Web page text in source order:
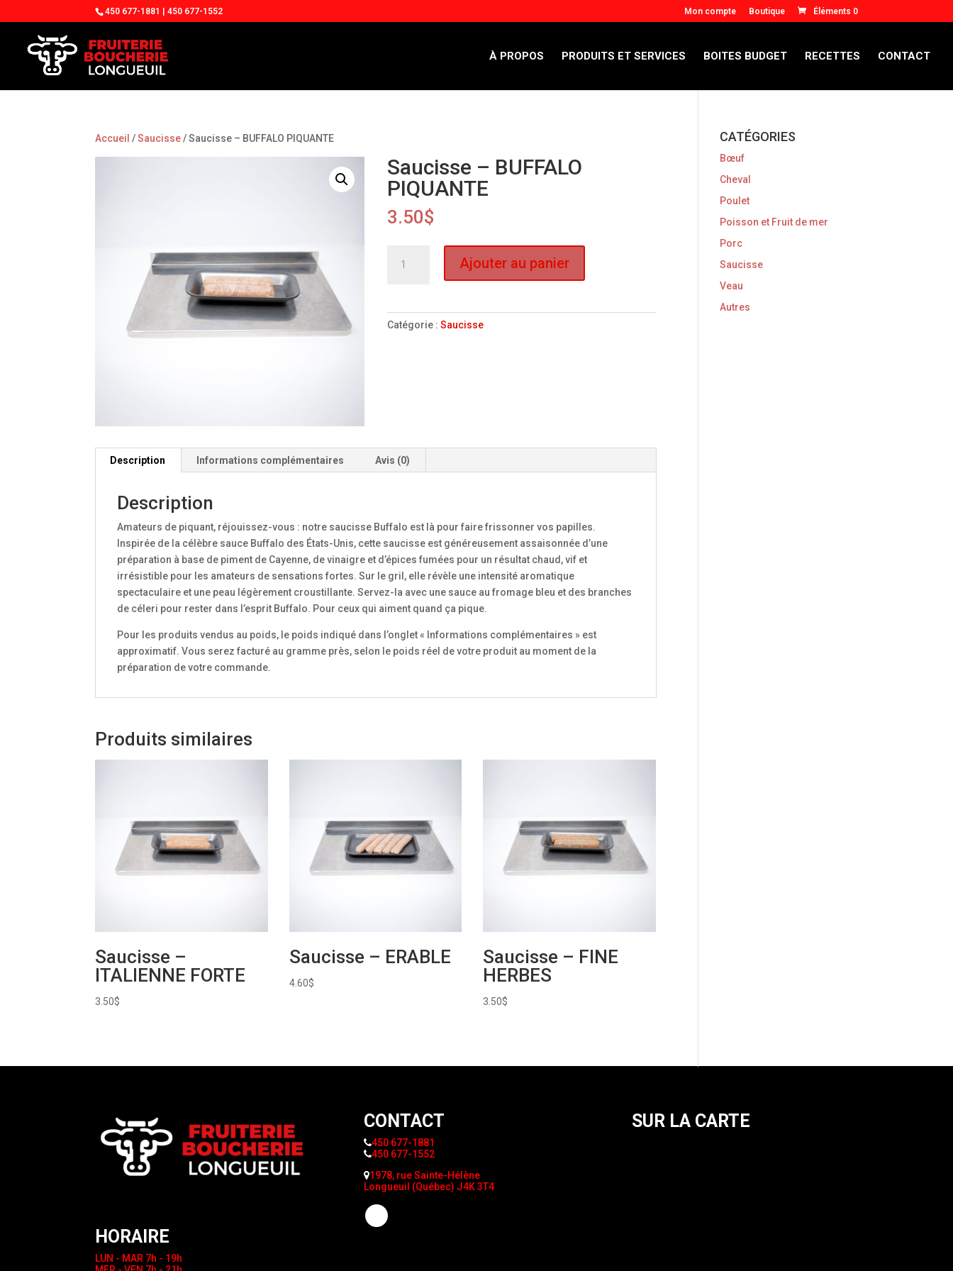
450 677-1881 | 450 677-1552 Mon compte Boutique Éléments 0
À PROPOS PRODUITS ET SERVICES BOITES BUDGET RECETTES CONTACT
Accueil /Saucisse/ Saucisse – BUFFALO PIQUANTE
Saucisse – BUFFALO
PIQUANTE
3.50$
PIQUANTE
Ajouter au panier
Catégorie :Saucisse
Description Informations complémentaires Avis (0)
Description
Amateurs de piquant, réjouissez-vous : notre saucisse Buffalo est là pour faire frissonner vos papilles.
Inspirée de la célèbre sauce Buffalo des États-Unis, cette saucisse est généreusement assaisonnée d’une
préparation à base de piment de Cayenne, de vinaigre et d’épices fumées pour un résultat chaud, vif et
irrésistible pour les amateurs de sensations fortes. Sur le gril, elle révèle une intensité aromatique
spectaculaire et une peau légèrement croustillante. Servez-la avec une sauce au fromage bleu et des branches
de céleri pour rester dans l’esprit Buffalo. Pour ceux qui aiment quand ça pique.
Pour les produits vendus au poids, le poids indiqué dans l’onglet « Informations complémentaires » est
approximatif. Vous serez facturé au gramme près, selon le poids réel de votre produit au moment de la
préparation de votre commande.
Produits similaires
Saucisse –
ITALIENNE FORTE
3.50$
Saucisse – ERABLE
4.60$
Saucisse – FINE
HERBES
3.50$
CATÉGORIES
Bœuf
Cheval
Poulet
Poisson et Fruit de mer
Porc
Saucisse
Veau
Autres
HORAIRE
LUN - MAR 7h - 19h
CONTACT
450 677-1881
450 677-1552
1978, rue Sainte-Hélène
Longueuil (Québec) J4K 3T4
SUR LA CARTE